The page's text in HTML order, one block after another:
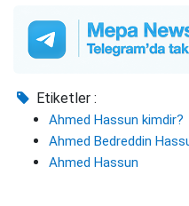
Etiketler :
Ahmed Hassun kimdir?
Ahmed Bedreddin
Ahmed Hassun